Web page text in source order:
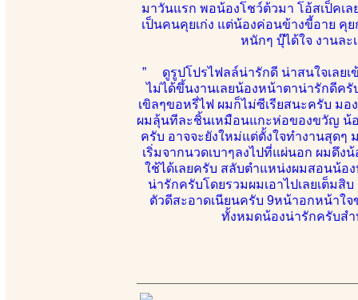
มาวันแรก พอน้องโชว์ต้วมา โอ้สเป็คเ
เป็นคนคุยเก่ง แต่น้องค่อนข้างขี้อาย คุ
หนักๆ บุ๊ได้ใจ งานละ
” ดูรูปโปรไฟลล์น่ารักดี น่าสนใจเลยเ
ไม่ได้ขึ้นงานเลยน้องหน้าตาน่ารักดีค
เขิลๆขอหรี่ไฟ ผมก็ไม่ซีเรียสนะครับ ม
ผมลุ้นทีละชิ้นเหมือนแกะห่อของขวัญ น้
ครับ อาจจะยังใหม่แต่ตั้งใจทำงานสุดๆ
เริ่มจากนวดเบาๆลงไปที่แผ่นอก ผมดึ
ใช้ได้เลยครับ สลับตำแหน่งผมสอนน้
น่ารักครับโดยรวมผมเอาไปเลยเต็มสิ
ตัวดีสะอาดเนียนครับ 9หน้าอกหน้าใ
ทั้งหมดน้องน่ารักครับสำ